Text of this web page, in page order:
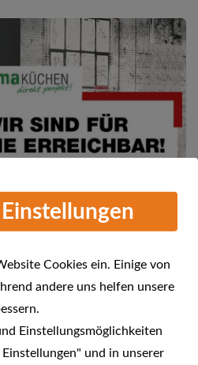
Wir sind für Sie
24.04.2021
Cookies ein. Einige von
andere uns helfen unsere
Einstellungsmöglichkeiten
und in unserer